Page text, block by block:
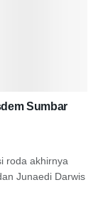
Sumbar
roda akhirnya
Junaedi Darwis